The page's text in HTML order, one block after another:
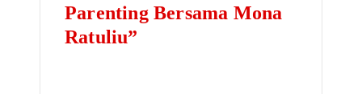
Parenting Bersama Mona
Ratuliu”